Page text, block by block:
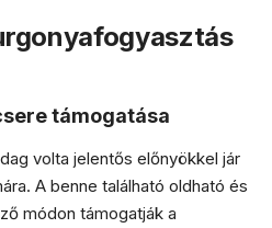
támogatása
volta jelentős előnyökkel jár
A benne található oldható és
módon támogatják a